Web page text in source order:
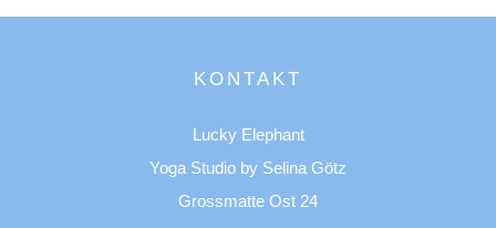
KONTAKT
Lucky Elephant
Yoga Studio by Selina Götz
Grossmatte Ost 24